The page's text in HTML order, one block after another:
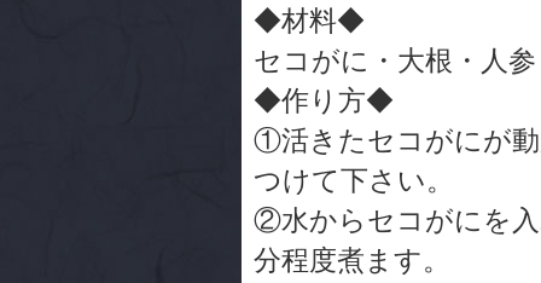
◆材料◆
セコがに・大根・人
◆作り方◆
①活きたセコがにが
つけて下さい。
②水からセコがにを入
分程度煮ます。